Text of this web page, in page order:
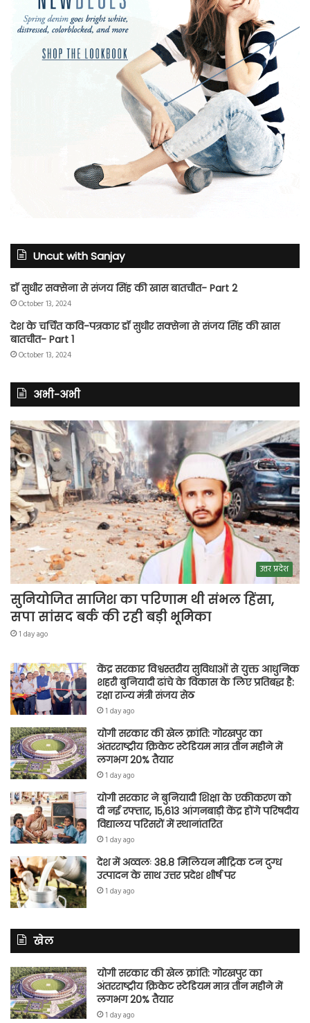
Uncut with Sanjay
डॉ सुधीर सक्सेना से संजय सिंह की खास बातचीत- Part 2
October 13, 2024
देश के चर्चित कवि-पत्रकार डॉ सुधीर सक्सेना से संजय सिंह की खास
बातचीत- Part 1
October 13, 2024
अभी-अभी
उत्तर प्रदेश
सुनियोजित साजिश का परिणाम थी संभल हिंसा,
सपा सांसद बर्क की रही बड़ी भूमिका
1 day ago
केंद्र सरकार विश्वस्तरीय सुविधाओं से युक्त आधुनिक
शहरी बुनियादी ढांचे के विकास के लिए प्रतिबद्ध है:
रक्षा राज्य मंत्री संजय सेठ
1 day ago
योगी सरकार की खेल क्रांति: गोरखपुर का
अंतरराष्ट्रीय क्रिकेट स्टेडियम मात्र तीन महीने में
लगभग 20% तैयार
1 day ago
योगी सरकार ने बुनियादी शिक्षा के एकीकरण को
दी नई रफ्तार, 15,613 आंगनबाड़ी केंद्र होंगे परिषदीय
विद्यालय परिसरों में स्थानांतरित
1 day ago
देश में अव्वलः 38.8 मिलियन मीट्रिक टन दुग्ध
उत्पादन के साथ उत्तर प्रदेश शीर्ष पर
1 day ago
खेल
योगी सरकार की खेल क्रांति: गोरखपुर का
अंतरराष्ट्रीय क्रिकेट स्टेडियम मात्र तीन महीने में
लगभग 20% तैयार
1 day ago